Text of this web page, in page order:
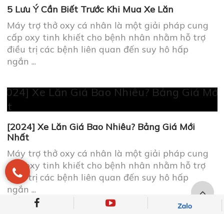
5 Lưu Ý Cần Biết Trước Khi Mua Xe Lăn
Máy trợ thở oxy cá nhân là một giải pháp cung
cấp oxy tinh khiết cho bệnh nhân nhằm hỗ trợ
điều trị các bệnh liên quan đến suy hô hấp
ngắn ...
[2024] Xe Lăn Giá Bao Nhiêu? Bảng Giá Mới
Nhất
Máy trợ thở oxy cá nhân là một giải pháp cung
cấp oxy tinh khiết cho bệnh nhân nhằm hỗ trợ
điều trị các bệnh liên quan đến suy hô hấp
ngắn ...